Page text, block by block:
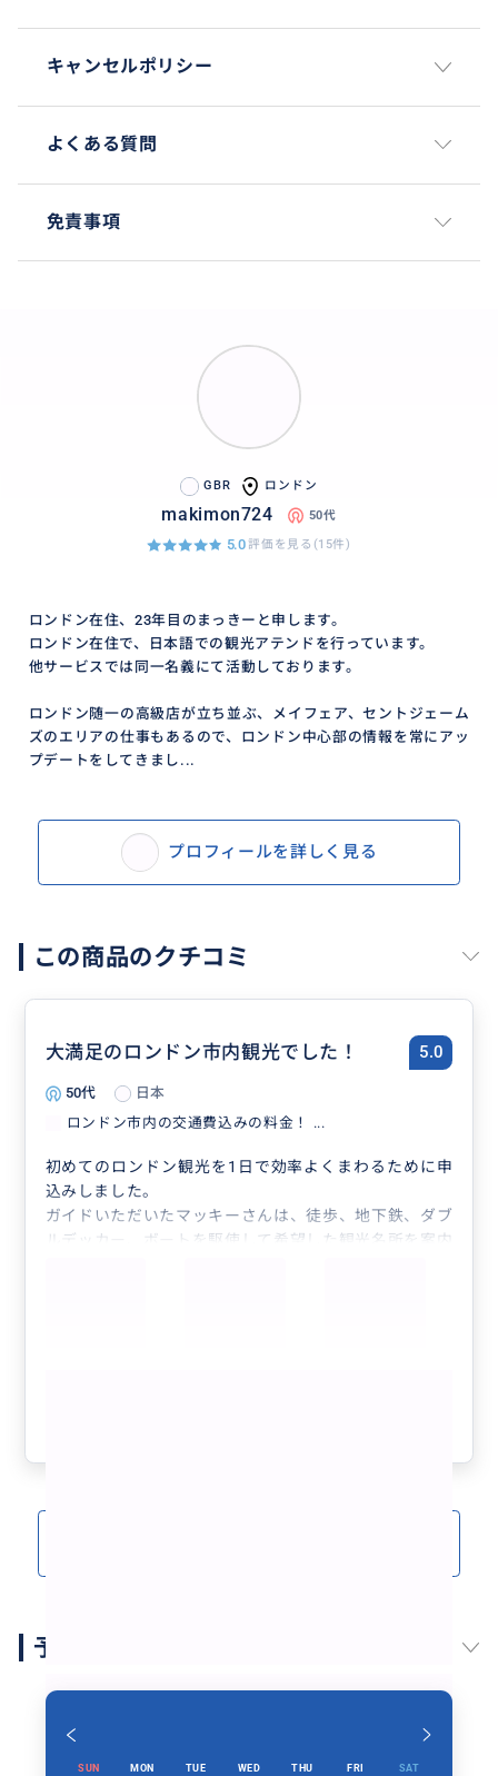
🚗 プライベート車で巡るロンドン郊外ツアー（SUV対
🎀 お客様一人ひとりに合わせた完全オーダーメイドの
約制）
ロンドンの旅行プランや観光のご相談、ホテルやミュ
ージカルの予約手配なども承ります。
どんな些細なことでも、お気軽にご相談ください。
「自分たちだけではできなかった旅ができた」
そんな声をたくさんいただいています。
心をこめて、ロンドンでの素敵な思い出作りをお手伝
世界中の人が集まり、魅了されるロンドン。
す。
月、水、金、日に催行されている衛兵交代、ウエスト
ミンスター寺院、バラマーケット、ロンドン塔などに
キャンセルポリシー
よくある質問
免責事項
GBR ロンドン
makimon724 50代
5.0評価を見る(15件)
ロンドン在住、23年目のまっきーと申します。
ロンドン在住で、日本語での観光アテンドを行っています。
他サービスでは同一名義にて活動しております。
ロンドン随一の高級店が立ち並ぶ、メイフェア、セントジェーム
ズのエリアの仕事もあるので、ロンドン中心部の情報を常にアッ
プデートをしてきまし...
プロフィールを詳しく見る
この商品のクチコミ
大満足のロンドン市内観光でした！ 5.0
50代
日本
ロンドン市内の交通費込みの料金！ ...
初めてのロンドン観光を1日で効率よくまわるために申
込みしました。
ガイドいただいたマッキーさんは、徒歩、地下鉄、ダブ
ルデッカー、ボートを駆使して希望した観光名所を案内
引き出しの多さや安心感、素敵な笑顔が魅力的なガイド
次回、家族で来た際も、是非お願いしたいです。
予約スケジュール
SUN MON TUE WED THU FRI SAT